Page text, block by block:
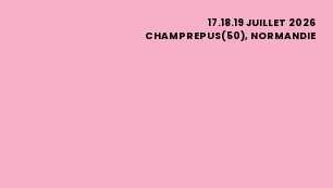
17.18.19 JUILLET 2026
CHAMPREPUS(50), NORMANDIE